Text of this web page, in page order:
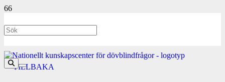
<- TILLBAKA